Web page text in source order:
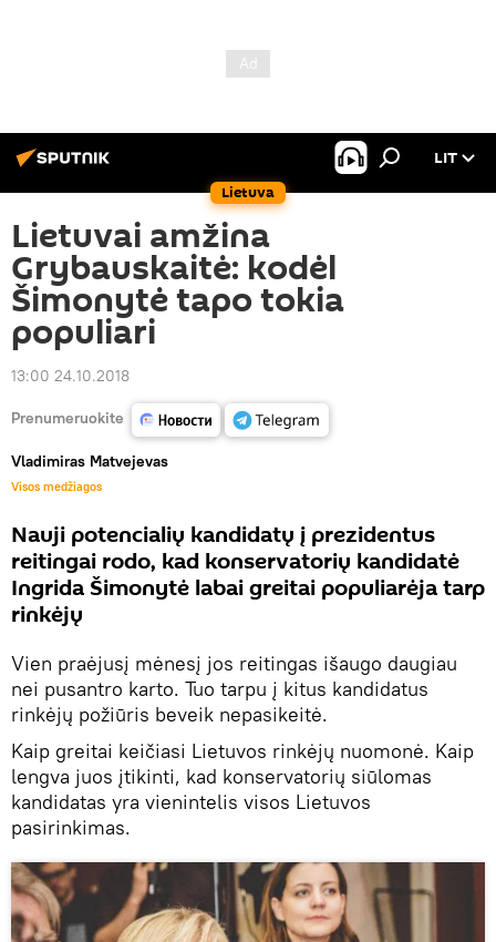
Lietuva
LIT
Lietuvai amžina
Grybauskaitė: kodėl
Šimonytė tapo tokia
populiari
13:00 24.10.2018
Prenumeruokite
Vladimiras Matvejevas
Visos medžiagos
Nauji potencialių kandidatų į prezidentus
reitingai rodo, kad konservatorių kandidatė
Ingrida Šimonytė labai greitai populiarėja tarp
rinkėjų
Vien praėjusį mėnesį jos reitingas išaugo daugiau
nei pusantro karto. Tuo tarpu į kitus kandidatus
rinkėjų požiūris beveik nepasikeitė.
Kaip greitai keičiasi Lietuvos rinkėjų nuomonė. Kaip
lengva juos įtikinti, kad konservatorių siūlomas
kandidatas yra vienintelis visos Lietuvos
pasirinkimas.